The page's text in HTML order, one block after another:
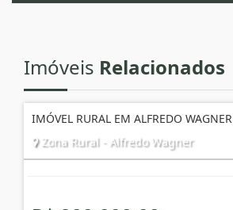
Imóveis Relacionados
IMÓVEL RURAL EM ALFREDO WAGNER
Zona Rural - Alfredo Wagner